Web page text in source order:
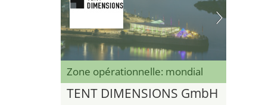
Zone opérationnelle: mondial
TENT DIMENSIONS GmbH